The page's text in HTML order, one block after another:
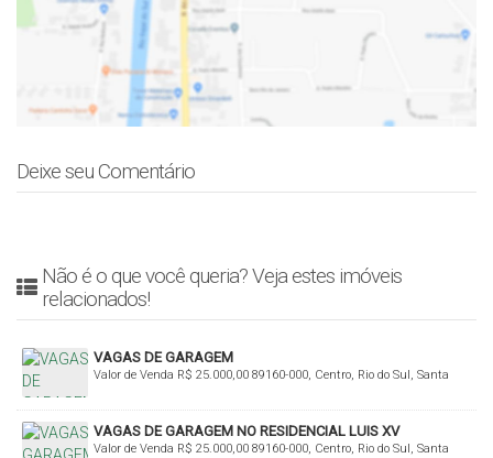
Deixe seu Comentário
Não é o que você queria? Veja estes imóveis
relacionados!
VAGAS DE GARAGEM
R$ 25.000,00
Valor de Venda
89160-000, Centro, Rio do Sul, Santa
VAGAS DE GARAGEM NO RESIDENCIAL LUIS XV
R$ 25.000,00
Valor de Venda
89160-000, Centro, Rio do Sul, Santa